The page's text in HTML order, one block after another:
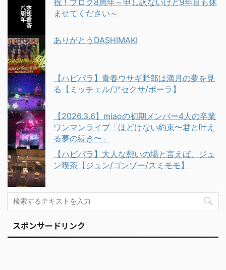
ませてください～
ありがとうDASHIMAKI
【ハピパラ】青春ウサギ野郎は満月の夢を見
る【ミッチェル/アセクサ/ポーラ】
【2026.3.6】miaoの初期メンバー4人の卒業
ワンマンライブ「ほどけない約束〜君と叶え
る夢の続き〜」
【ハピパラ】大人な憩いの場と言えば、ジュ
ン喫茶【ジュン/ゴンゾー/スミモモ】
スポンサードリンク